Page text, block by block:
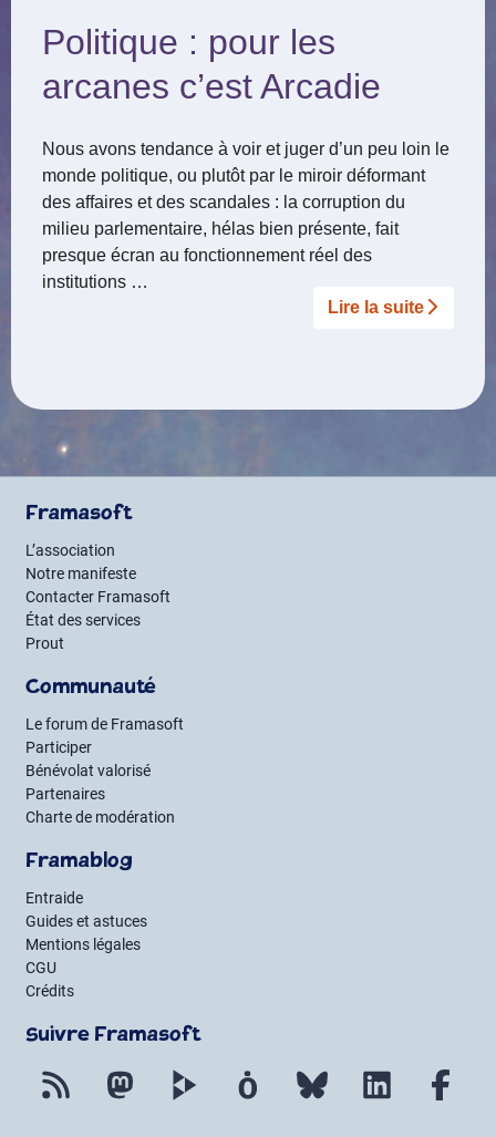
Politique : pour les
arcanes c’est Arcadie
Nous avons tendance à voir et juger d’un peu loin le
monde politique, ou plutôt par le miroir déformant
des affaires et des scandales : la corruption du
milieu parlementaire, hélas bien présente, fait
presque écran au fonctionnement réel des
institutions …
Lire la suite­­
Framasoft
L’association
Notre manifeste
Contacter Framasoft
État des services
Prout
Communauté
Le forum de Framasoft
Participer
Bénévolat valorisé
Partenaires
Charte de modération
Framablog
Entraide
Guides et astuces
Mentions légales
CGU
Crédits
Suivre Framasoft
Flux RSS Mastodon PeerTube Mobilizon Bluesky LinkedIn